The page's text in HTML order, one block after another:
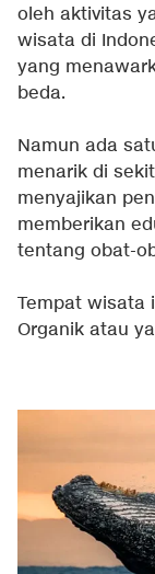
oleh aktivitas
wisata di
yang
beda.
Namun ada
menarik di
menyajikan
memberikan
tentang obat-
Tempat wisata
Organik atau